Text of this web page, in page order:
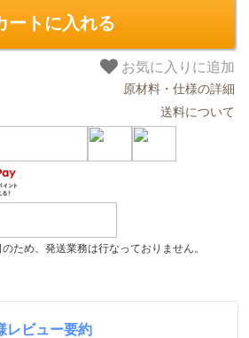
ートに入れる
お気に入りに追加
原材料・仕様の詳細
送料について
ため、発送業務は行なっておりません。
レビュー要約